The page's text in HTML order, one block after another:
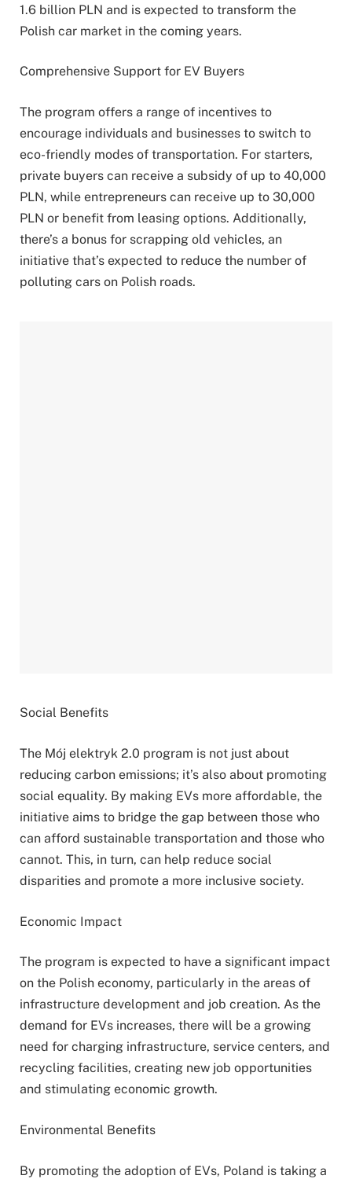
1.6 billion PLN and is expected to transform the
Polish car market in the coming years.
Comprehensive Support for EV Buyers
The program offers a range of incentives to
encourage individuals and businesses to switch to
eco-friendly modes of transportation. For starters,
private buyers can receive a subsidy of up to 40,000
PLN, while entrepreneurs can receive up to 30,000
PLN or benefit from leasing options. Additionally,
there’s a bonus for scrapping old vehicles, an
initiative that’s expected to reduce the number of
polluting cars on Polish roads.
Social Benefits
The Mój elektryk 2.0 program is not just about
reducing carbon emissions; it’s also about promoting
social equality. By making EVs more affordable, the
initiative aims to bridge the gap between those who
can afford sustainable transportation and those who
cannot. This, in turn, can help reduce social
disparities and promote a more inclusive society.
Economic Impact
The program is expected to have a significant impact
on the Polish economy, particularly in the areas of
infrastructure development and job creation. As the
demand for EVs increases, there will be a growing
need for charging infrastructure, service centers, and
recycling facilities, creating new job opportunities
and stimulating economic growth.
Environmental Benefits
By promoting the adoption of EVs, Poland is taking a